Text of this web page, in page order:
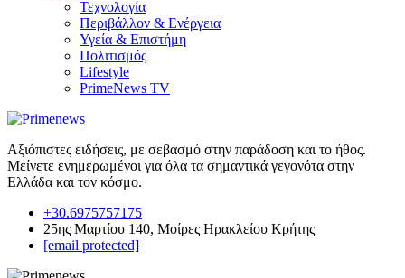
Τεχνολογία
Περιβάλλον & Ενέργεια
Υγεία & Επιστήμη
Πολιτισμός
Lifestyle
PrimeNews TV
Αξιόπιστες ειδήσεις, με σεβασμό στην παράδοση και το ήθος.
Μείνετε ενημερωμένοι για όλα τα σημαντικά γεγονότα στην
Ελλάδα και τον κόσμο.
+30.6975757175
25ης Μαρτίου 140, Μοίρες Ηρακλείου Κρήτης
[email protected]